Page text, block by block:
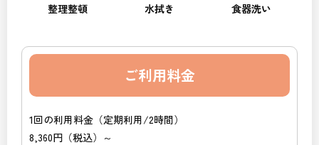
整理整頓 水拭き 食器洗い
ご利用料金
1回の利用料金（定期利用/2時間）
8,360円（税込）～